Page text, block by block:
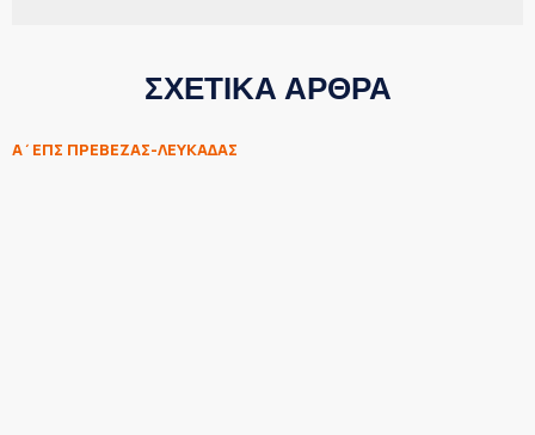
ΣΧΕΤΙΚΑ ΑΡΘΡΑ
Α΄ΕΠΣ ΠΡΕΒΕΖΑΣ-ΛΕΥΚΑΔΑΣ